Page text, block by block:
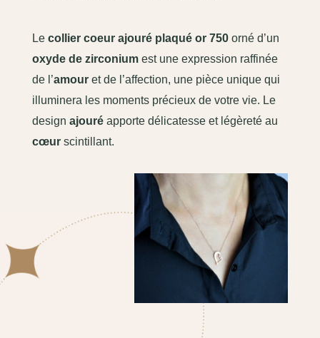
Le collier coeur ajouré plaqué or 750orné d’un
oxyde de zirconiumest une expression raffinée
de l’amouret de l’affection, une pièce unique qui
illuminera les moments précieux de votre vie. Le
design ajouréapporte délicatesse et légèreté au
cœurscintillant.